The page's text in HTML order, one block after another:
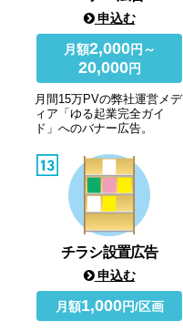
申込む
月額2,000円～
20,000円
月間15万PVの弊社運営メデ
ィア「ゆる起業完全ガイ
ド」へのバナー広告。
チラシ設置広告
申込む
月額1,000円/区画